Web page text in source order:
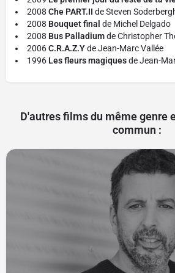
2008 Che PART.II de Steven
2008 Bouquet final de Michel Delgado
2008 Bus Palladiumde Christopher
2006C.R.A.Z.Yde Jean-Marc Vallée
1996 Les fleurs magiquesde Jean-
D'autres films du même genre
commun :